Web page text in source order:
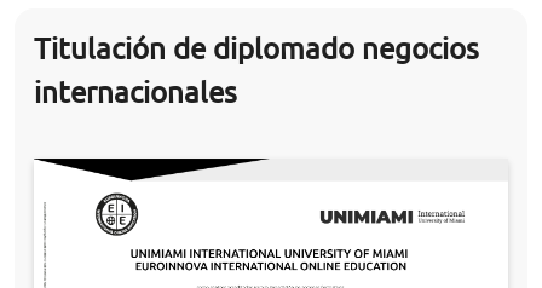
Titulación de diplomado negocios
internacionales